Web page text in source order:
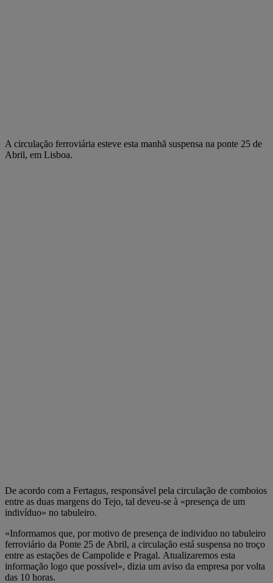
A circulação ferroviária esteve esta manhã suspensa na ponte 25 de
Abril, em Lisboa.
De acordo com a Fertagus, responsável pela circulação de comboios
entre as duas margens do Tejo, tal deveu-se à «presença de um
indivíduo» no tabuleiro.
«Informamos que, por motivo de presença de individuo no tabuleiro
ferroviário da Ponte 25 de Abril, a circulação está suspensa no troço
entre as estações de Campolide e Pragal. Atualizaremos esta
informação logo que possível», dizia um aviso da empresa por volta
das 10 horas.